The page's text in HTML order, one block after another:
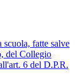
fatte salve
del Collegio
6 del D.P.R.